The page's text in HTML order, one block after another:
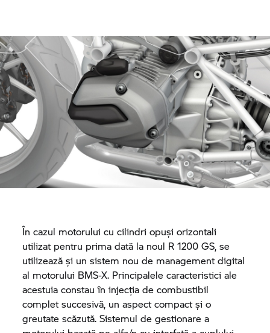
În cazul motorului cu cilindri opuși orizontali
utilizat pentru prima dată la noul R 1200 GS, se
utilizează și un sistem nou de management digital
al motorului BMS-X. Principalele caracteristici ale
acestuia constau în injecția de combustibil
complet succesivă, un aspect compact și o
greutate scăzută. Sistemul de gestionare a